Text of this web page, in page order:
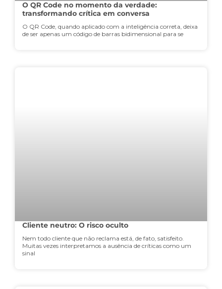
O QR Code no momento da verdade:
transformando crítica em conversa
O QR Code, quando aplicado com a inteligência correta, deixa
de ser apenas um código de barras bidimensional para se
Cliente neutro: O risco oculto
Nem todo cliente que não reclama está, de fato, satisfeito.
Muitas vezes interpretamos a ausência de críticas como um
sinal